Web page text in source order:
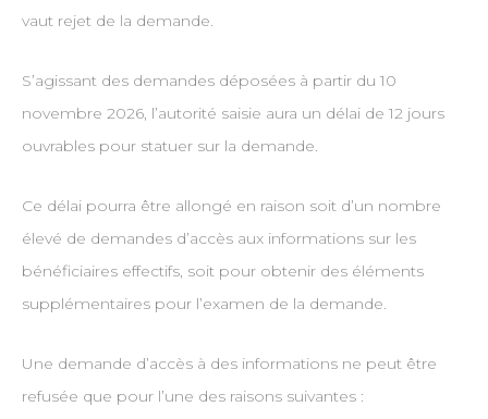
vaut rejet de la demande.
S’agissant des demandes déposées à partir du 10
novembre 2026, l’autorité saisie aura un délai de 12 jours
ouvrables pour statuer sur la demande.
Ce délai pourra être allongé en raison soit d’un nombre
élevé de demandes d’accès aux informations sur les
bénéficiaires effectifs, soit pour obtenir des éléments
supplémentaires pour l’examen de la demande.
Une demande d’accès à des informations ne peut être
refusée que pour l’une des raisons suivantes :